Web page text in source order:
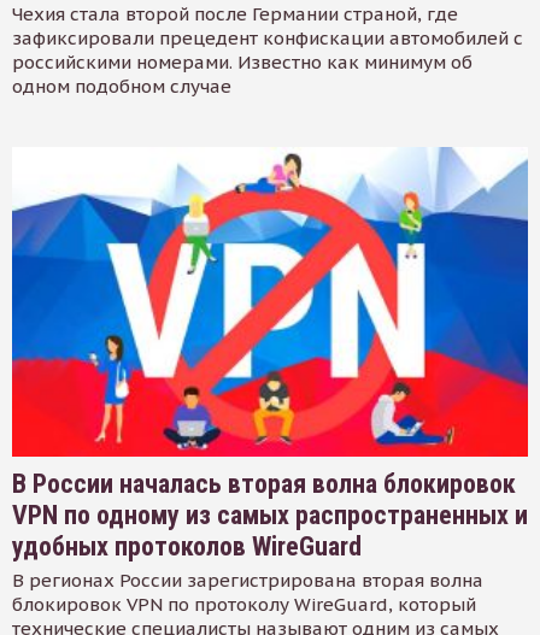
Чехия стала второй после Германии страной, где
зафиксировали прецедент конфискации автомобилей с
российскими номерами. Известно как минимум об
одном подобном случае
В России началась вторая волна блокировок
VPN по одному из самых распространенных и
удобных протоколов WireGuard
В регионах России зарегистрирована вторая волна
блокировок VPN по протоколу WireGuard, который
технические специалисты называют одним из самых